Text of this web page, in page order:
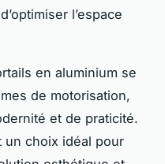
l’espace
en aluminium se
de motorisation,
et de praticité.
un choix idéal pour